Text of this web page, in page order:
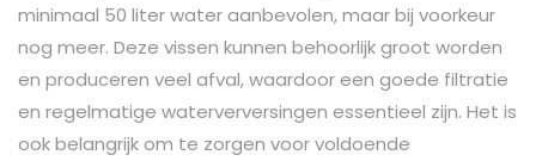
minimaal 50 liter water aanbevolen, maar bij voorkeur
nog meer. Deze vissen kunnen behoorlijk groot worden
en produceren veel afval, waardoor een goede filtratie
en regelmatige waterverversingen essentieel zijn. Het is
ook belangrijk om te zorgen voor voldoende